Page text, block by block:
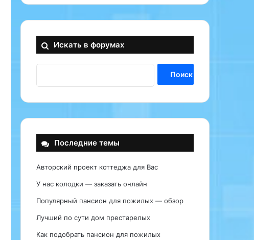
Искать в форумах
Последние темы
Авторский проект коттеджа для Вас
У нас колодки — заказать онлайн
Популярный пансион для пожилых — обзор
Лучший по сути дом престарелых
Как подобрать пансион для пожилых